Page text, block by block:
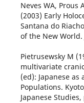
Neves WA, Prous
(2003) Early
Santana do
of the New World.
Pietrusewsky M
multivariate
(ed): Japanese
Populations.
Japanese